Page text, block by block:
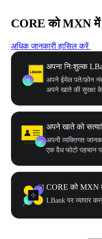
CORE को MXN में
अधिक जानकारी हासिल करें
अपना निःशुल्क
अपने ईमेल पते/फ़ोन
अपने खाते की सुरक्षा के
अपने खाते को
अपनी व्यक्तिगत
एक वैध फोटो पहचान
CORE को MXN
LBank पर व्यापार